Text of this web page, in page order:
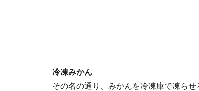
冷凍みかん
その名の通り、みかんを冷凍庫で凍ら